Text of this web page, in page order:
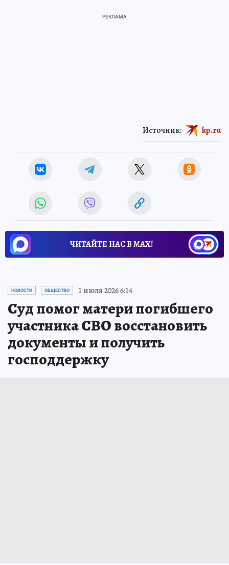
Источник: kp.ru
ЧИТАЙТЕ НАС В МАХ!
НОВОСТИ ОБЩЕСТВО 1 июля 2026 6:14
Суд помог матери погибшего
участника СВО восстановить
документы и получить
господдержку